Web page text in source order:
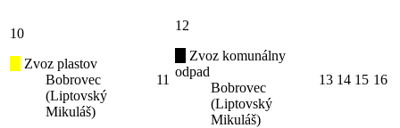
10
Zvoz plastov
Bobrovec
(Liptovský
Mikuláš)
11
12
Zvoz komunálny
odpad
Bobrovec
(Liptovský
Mikuláš)
13 14 15 16